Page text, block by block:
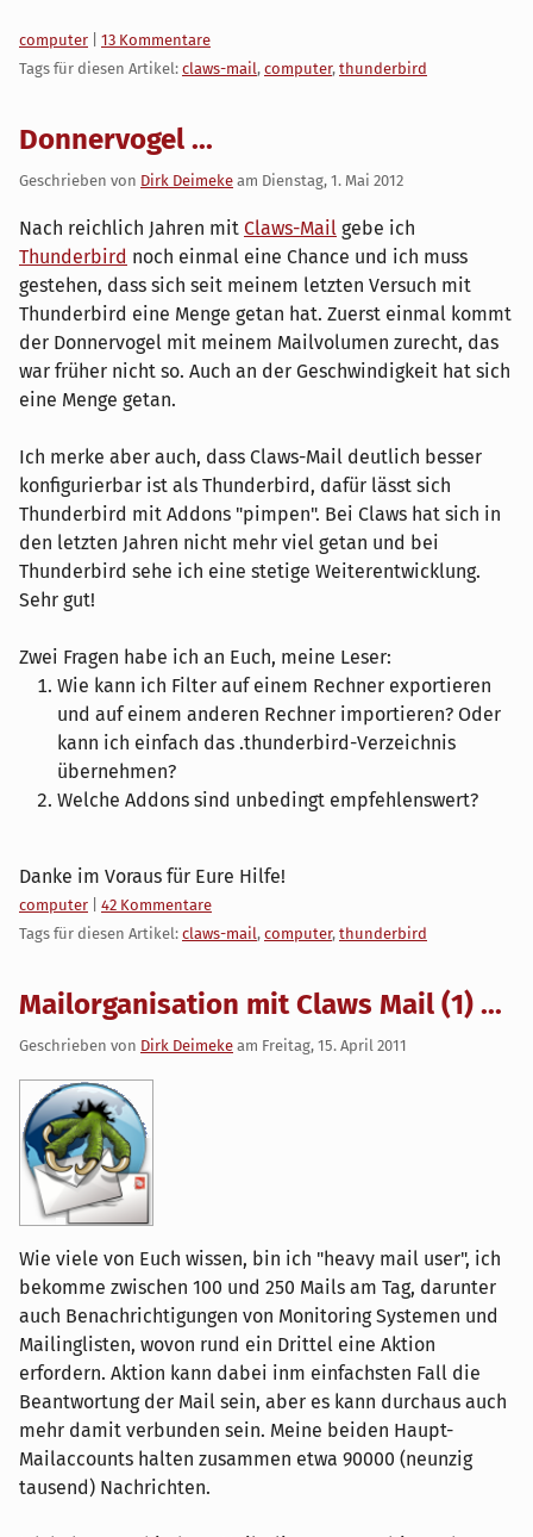
Kategorien:
computer
13 Kommentare
Tags für diesen Artikel: claws-mail, computer, thunderbird
Donnervogel ...
Geschrieben von Dirk Deimeke am Dienstag, 1. Mai 2012
Nach reichlich Jahren mit Claws-Mail gebe ich
Thunderbird noch einmal eine Chance und ich muss
gestehen, dass sich seit meinem letzten Versuch mit
Thunderbird eine Menge getan hat. Zuerst einmal kommt
der Donnervogel mit meinem Mailvolumen zurecht, das
war früher nicht so. Auch an der Geschwindigkeit hat sich
eine Menge getan.
Ich merke aber auch, dass Claws-Mail deutlich besser
konfigurierbar ist als Thunderbird, dafür lässt sich
Thunderbird mit Addons "pimpen". Bei Claws hat sich in
den letzten Jahren nicht mehr viel getan und bei
Thunderbird sehe ich eine stetige Weiterentwicklung.
Sehr gut!
Zwei Fragen habe ich an Euch, meine Leser:
Wie kann ich Filter auf einem Rechner exportieren
und auf einem anderen Rechner importieren? Oder
kann ich einfach das .thunderbird-Verzeichnis
übernehmen?
Welche Addons sind unbedingt empfehlenswert?
Danke im Voraus für Eure Hilfe!
Kategorien:
computer
42 Kommentare
Tags für diesen Artikel: claws-mail, computer, thunderbird
Mailorganisation mit Claws Mail (1) ...
Geschrieben von Dirk Deimeke am Freitag, 15. April 2011
Wie viele von Euch wissen, bin ich "heavy mail user", ich
bekomme zwischen 100 und 250 Mails am Tag, darunter
auch Benachrichtigungen von Monitoring Systemen und
Mailinglisten, wovon rund ein Drittel eine Aktion
erfordern. Aktion kann dabei inm einfachsten Fall die
Beantwortung der Mail sein, aber es kann durchaus auch
mehr damit verbunden sein. Meine beiden Haupt-
Mailaccounts halten zusammen etwa 90000 (neunzig
tausend) Nachrichten.